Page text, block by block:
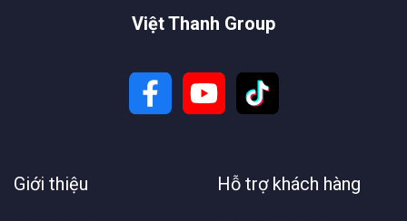
Việt Thanh Group
Giới thiệu Hỗ trợ khách hàng